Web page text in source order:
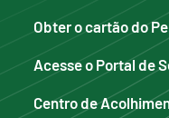
Obter o cartão do
Acesse o Portal de
Centro de